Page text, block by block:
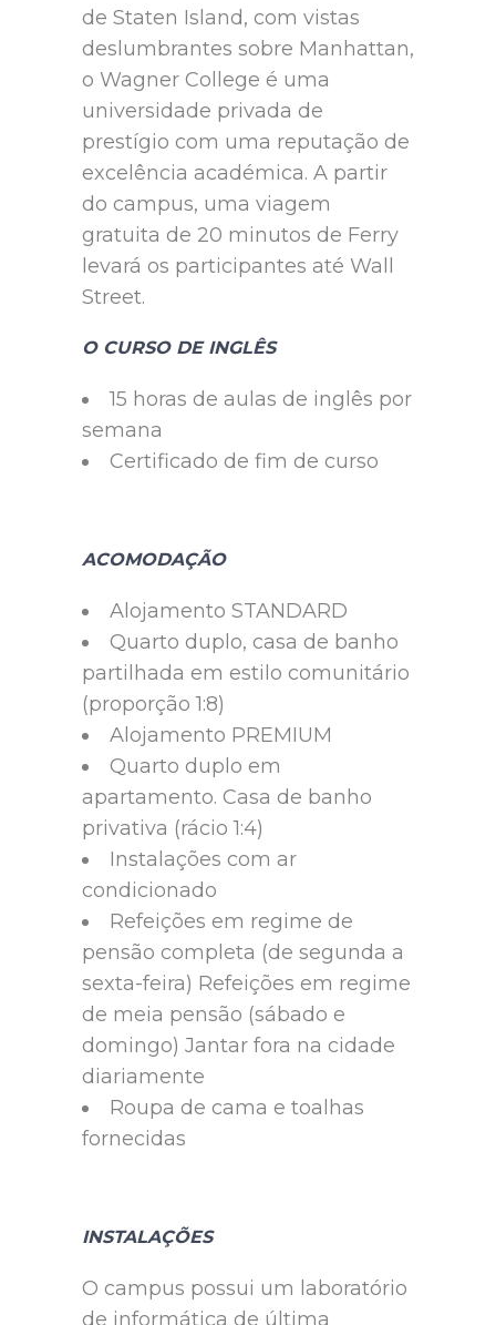
de Staten Island, com vistas
deslumbrantes sobre Manhattan,
o Wagner College é uma
universidade privada de
prestígio com uma reputação de
excelência académica. A partir
do campus, uma viagem
gratuita de 20 minutos de Ferry
levará os participantes até Wall
Street.
O CURSO DE INGLÊS
15 horas de aulas de inglês por
semana
Certificado de fim de curso
ACOMODAÇÃO
Alojamento STANDARD
Quarto duplo, casa de banho
partilhada em estilo comunitário
(proporção 1:8)
Alojamento PREMIUM
Quarto duplo em
apartamento. Casa de banho
privativa (rácio 1:4)
Instalações com ar
condicionado
Refeições em regime de
pensão completa (de segunda a
sexta-feira) Refeições em regime
de meia pensão (sábado e
domingo) Jantar fora na cidade
diariamente
Roupa de cama e toalhas
fornecidas
INSTALAÇÕES
O campus possui um laboratório
de informática de última